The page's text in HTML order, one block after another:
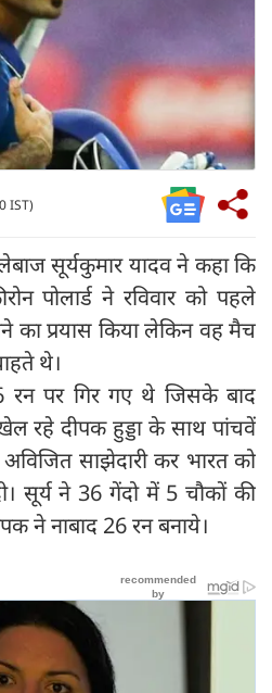
IST)
सूर्यकुमार यादव ने कहा कि
पोलार्ड ने रविवार को पहले
का प्रयास किया लेकिन वह मैच
थे।
रन पर गिर गए थे जिसके बाद
रहे दीपक हुड्डा के साथ पांचवें
साझेदारी कर भारत को
सूर्य ने 36 गेंदो में 5 चौकों की
ने नाबाद 26 रन बनाये।